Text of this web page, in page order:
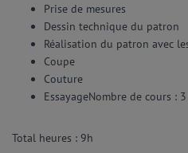
Prise de mesures
Dessin technique du patron
Réalisation du patron avec
Coupe
Couture
EssayageNombre de cours :
Total heures : 9h